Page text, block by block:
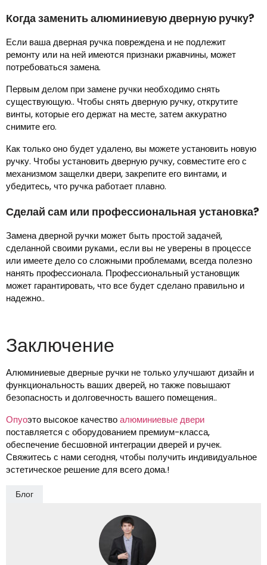
Когда заменить алюминиевую дверную ручку?
Если ваша дверная ручка повреждена и не подлежит
ремонту или на ней имеются признаки ржавчины, может
потребоваться замена.
Первым делом при замене ручки необходимо снять
существующую.. Чтобы снять дверную ручку, открутите
винты, которые его держат на месте, затем аккуратно
снимите его.
Как только оно будет удалено, вы можете установить новую
ручку. Чтобы установить дверную ручку, совместите его с
механизмом защелки двери, закрепите его винтами, и
убедитесь, что ручка работает плавно.
Сделай сам или профессиональная установка?
Замена дверной ручки может быть простой задачей,
сделанной своими руками., если вы не уверены в процессе
или имеете дело со сложными проблемами, всегда полезно
нанять профессионала. Профессиональный установщик
может гарантировать, что все будет сделано правильно и
надежно..
Заключение
Алюминиевые дверные ручки не только улучшают дизайн и
функциональность ваших дверей, но также повышают
безопасность и долговечность вашего помещения..
Опуоэто высокое качествоалюминиевые двери
поставляется с оборудованием премиум-класса,
обеспечение бесшовной интеграции дверей и ручек.
Свяжитесь с нами сегодня, чтобы получить индивидуальное
эстетическое решение для всего дома.!
Блог